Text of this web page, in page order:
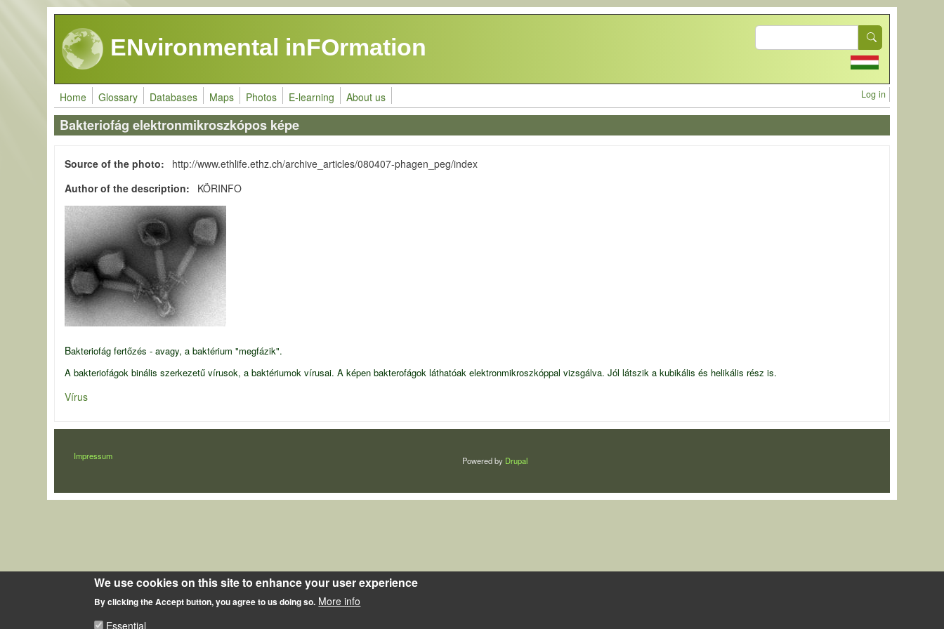
Skip to main content
ENvironmental inFOrmation
Search
Home Glossary Databases Maps Photos E-learning About us User
Log in
Bakteriofág elektronmikroszkópos képe
Source of the photo
http://www.ethlife.ethz.ch/archive_articles/080407-phagen_peg/index
Author of the description
KÖRINFO
Bakteriofág fertőzés - avagy, a baktérium "megfázik".
A bakteriofágok binális szerkezetű vírusok, a baktériumok vírusai. A képen bakterofágok láthatóak elektronmikroszkóppal vizsgálva. Jól látszik a kubikális és helikális rész is.
Vírus
LÁBLÉC
Impressum Powered by Drupal
We use cookies on this site to enhance your user experience
By clicking the Accept button, you agree to us doing so. More info
Essential